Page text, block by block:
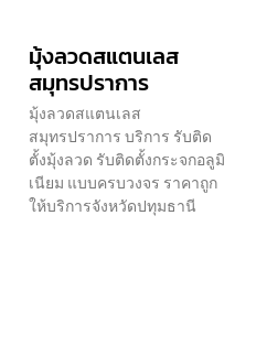
มุ้งลวดสแตนเลส
สมุทรปราการ
มุ้งลวดสแตนเลส
สมุทรปราการ บริการ รับติด
ตั้งมุ้งลวด รับติดตั้งกระจกอลูมิ
เนียม แบบครบวงจร ราคาถูก
ให้บริการจังหวัดปทุมธานี